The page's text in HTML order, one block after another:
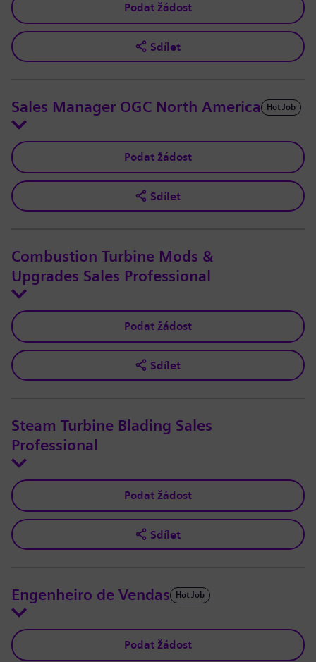
Podat žádost
Sdílet
Sales Manager OGC North America Hot Job
Podat žádost
Sdílet
Combustion Turbine Mods &
Upgrades Sales Professional
Podat žádost
Sdílet
Steam Turbine Blading Sales
Professional
Podat žádost
Sdílet
Engenheiro de Vendas Hot Job
Podat žádost